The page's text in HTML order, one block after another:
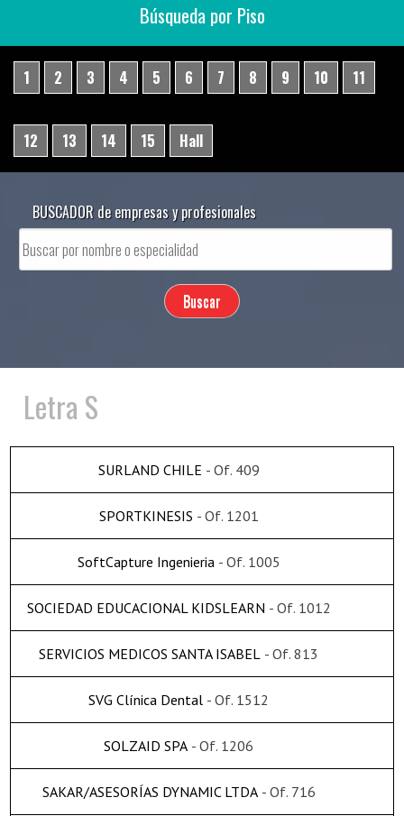
Búsqueda por Piso
1 2 3 4 5 6 7 8 9 10 11
12 13 14 15 Hall
BUSCADOR de empresas y profesionales
Letra S
SURLAND CHILE - Of. 409
SPORTKINESIS - Of. 1201
SoftCapture Ingenieria - Of. 1005
SOCIEDAD EDUCACIONAL KIDSLEARN - Of. 1012
SERVICIOS MEDICOS SANTA ISABEL - Of. 813
SVG Clínica Dental - Of. 1512
SOLZAID SPA - Of. 1206
SAKAR/ASESORÍAS DYNAMIC LTDA - Of. 716